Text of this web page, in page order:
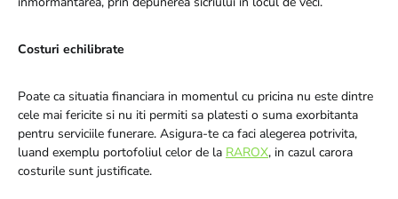
Costuri echilibrate
Poate ca situatia financiara in momentul cu pricina nu este dintre
cele mai fericite si nu iti permiti sa platesti o suma exorbitanta
pentru serviciile funerare. Asigura-te ca faci alegerea potrivita,
luand exemplu portofoliul celor de la RAROX, in cazul carora
costurile sunt justificate.